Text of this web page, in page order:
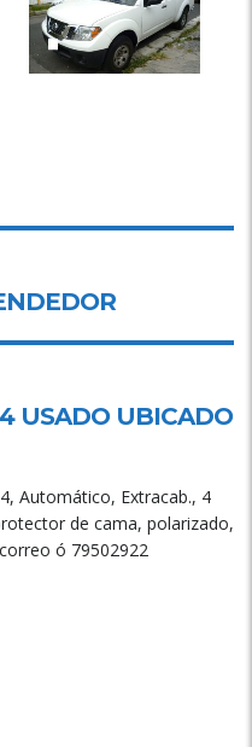
USADO UBICADO
Automático, Extracab., 4
de cama, polarizado,
ó 79502922